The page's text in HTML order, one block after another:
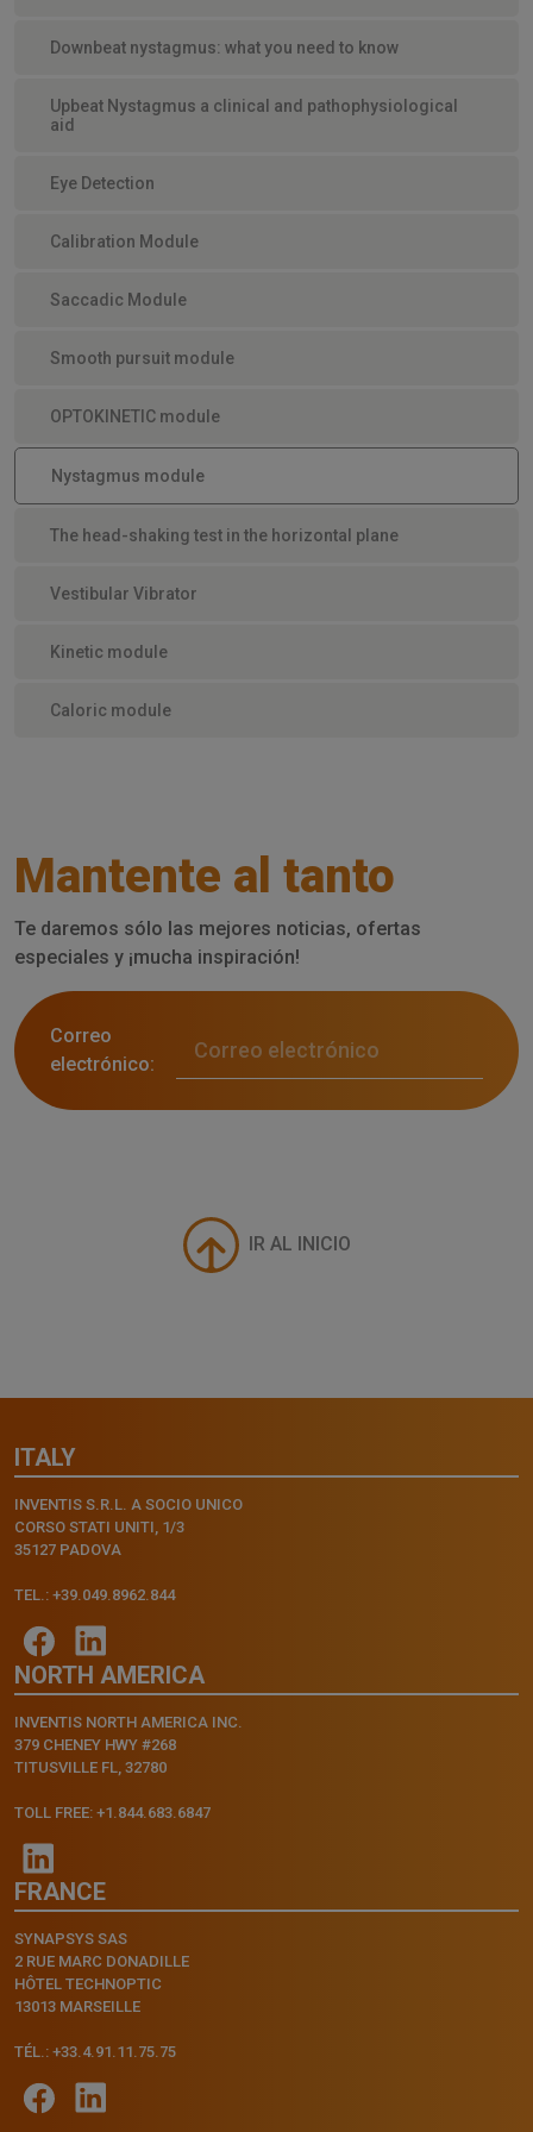
Downbeat nystagmus: what you need to know
Upbeat Nystagmus a clinical and pathophysiological
aid
Eye Detection
Calibration Module
Saccadic Module
Smooth pursuit module
OPTOKINETIC module
Nystagmus module
The head-shaking test in the horizontal plane
Vestibular Vibrator
Kinetic module
Caloric module
Mantente al tanto
Te daremos sólo las mejores noticias, ofertas
especiales y ¡mucha inspiración!
Correo
electrónico:
IR AL INICIO
ITALY
INVENTIS S.R.L. A SOCIO UNICO
CORSO STATI UNITI, 1/3
35127 PADOVA
TEL.: +39.049.8962.844
NORTH AMERICA
INVENTIS NORTH AMERICA INC.
379 CHENEY HWY #268
TITUSVILLE FL, 32780
TOLL FREE: +1.844.683.6847
FRANCE
SYNAPSYS SAS
2 RUE MARC DONADILLE
HÔTEL TECHNOPTIC
13013 MARSEILLE
TÉL.: +33.4.91.11.75.75